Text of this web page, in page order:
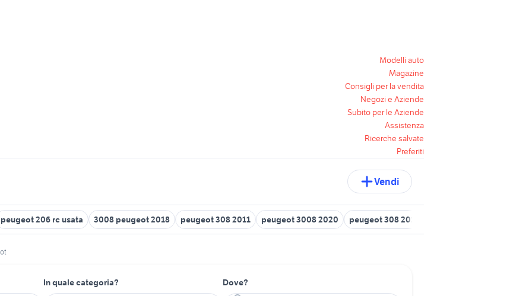
Modelli auto
Magazine
Consigli per la vendita
Negozi e Aziende
Subito per le Aziende
Assistenza
Ricerche salvate
Preferiti
Vendi
peugeot 206 rc usata 3008 peugeot 2018 peugeot 308 2011 peugeot 3008 2020 peugeot 308 2012
In quale categoria? Dove?